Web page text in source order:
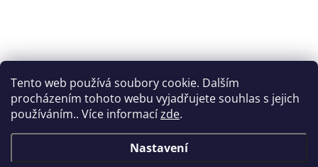
Tento web používá soubory cookie. Dalším
procházením tohoto webu vyjadřujete souhlas s jejich
používáním.. Více informacízde.
Nastavení